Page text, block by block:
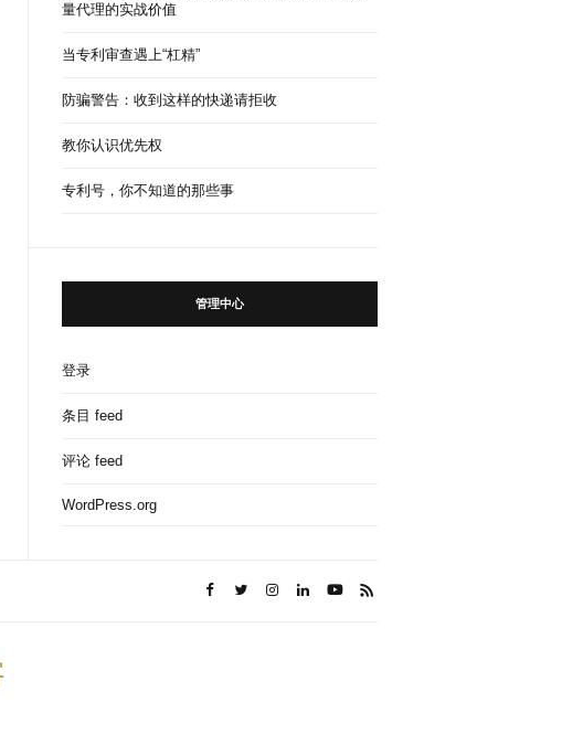
量代理的实战价值
当专利审查遇上“杠精”
防骗警告：收到这样的快递请拒收
教你认识优先权
专利号，你不知道的那些事
管理中心
登录
条目 feed
评论 feed
WordPress.org